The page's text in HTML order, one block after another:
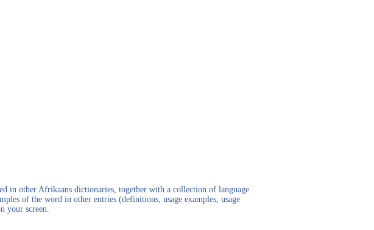
in other Afrikaans dictionaries, together with a collection of language
of the word in other entries (definitions, usage examples, usage
your screen.